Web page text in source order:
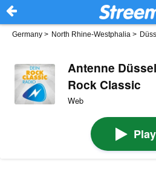
Germany > North Rhine-Westphalia >
Antenne
Rock Classic
Web
Play